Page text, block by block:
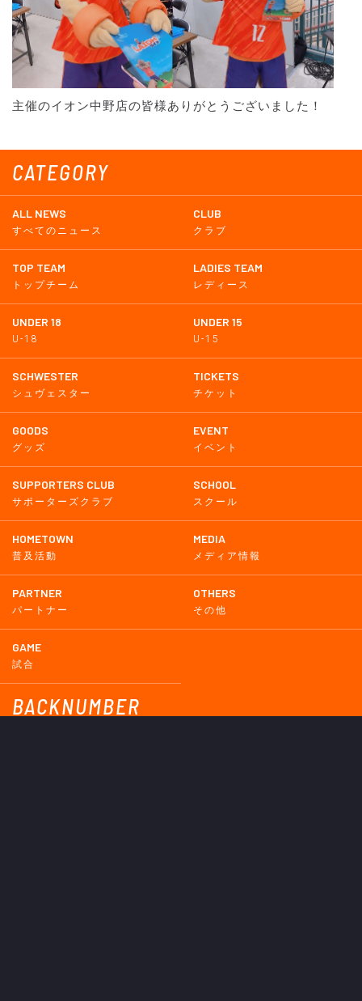
CATEGORY
ALL NEWS
すべてのニュース
CLUB
クラブ
TOP TEAM
トップチーム
LADIES TEAM
レディース
UNDER 18
U-18
UNDER 15
U-15
SCHWESTER
シュヴェスター
TICKETS
チケット
GOODS
グッズ
EVENT
イベント
SUPPORTERS CLUB
サポーターズクラブ
SCHOOL
スクール
HOMETOWN
普及活動
MEDIA
メディア情報
PARTNER
パートナー
OTHERS
その他
GAME
試合
BACKNUMBER
主催のイオン中野店の皆様ありがとうございました！